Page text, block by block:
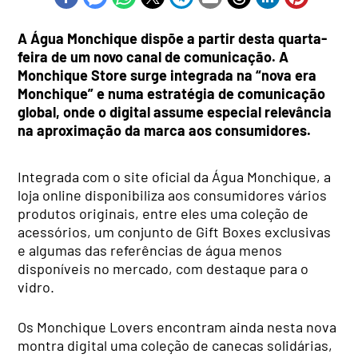
A Água Monchique dispõe a partir desta quarta-
feira de um novo canal de comunicação. A
Monchique Store surge integrada na “nova era
Monchique” e numa estratégia de comunicação
global, onde o digital assume especial relevância
na aproximação da marca aos consumidores.
Integrada com o site oficial da Água Monchique, a
loja online disponibiliza aos consumidores vários
produtos originais, entre eles uma coleção de
acessórios, um conjunto de Gift Boxes exclusivas
e algumas das referências de água menos
disponíveis no mercado, com destaque para o
vidro.
Os Monchique Lovers encontram ainda nesta nova
montra digital uma coleção de canecas solidárias,